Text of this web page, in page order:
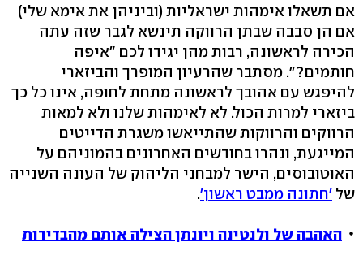
אם תשאלו אימהות ישראליות (וביניהן את אימא שלי)
אם הן סבבה שבתן הרווקה תינשא לגבר שזה עתה
הכירה לראשונה, רבות מהן יגידו לכם "איפה
חותמים?". מסתבר שהרעיון המופרך והביזארי
להיפגש עם אהובך לראשונה מתחת לחופה, אינו כל כך
ביזארי למרות הכול. לא לאימהות שלנו ולא למאות
הרווקים והרווקות שהתייאשו משגרת הדייטים
המייגעת, ונהרו בחודשים האחרונים בהמוניהם על
האוטובוסים, הישר למבחני הליהוק של העונה השנייה
של 'חתונה ממבט ראשון'.
האהבה של ולנטינה ויונתן הצילה אותם מהבדידות